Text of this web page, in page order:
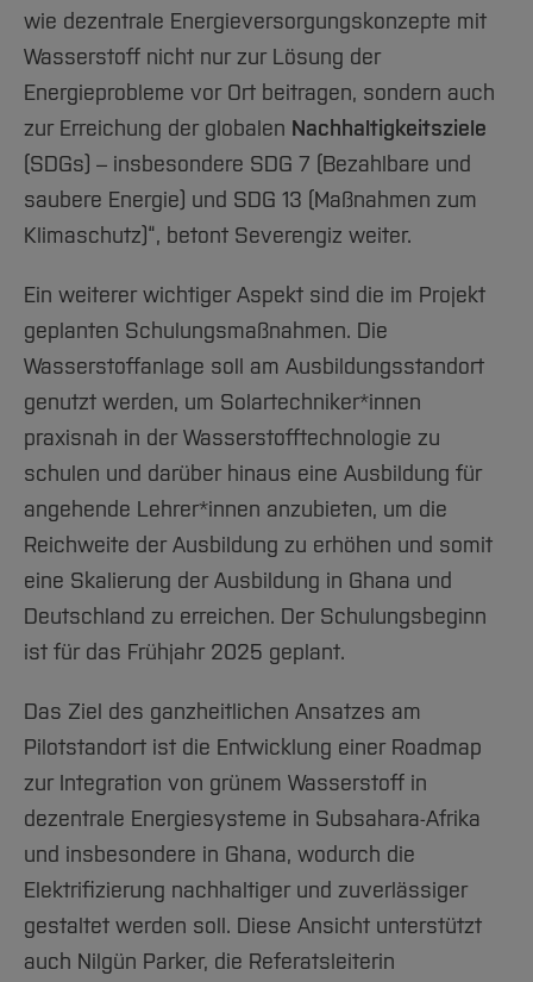
wie dezentrale Energieversorgungskonzepte mit
Wasserstoff nicht nur zur Lösung der
Energieprobleme vor Ort beitragen, sondern auch
zur Erreichung der globalen Nachhaltigkeitsziele
(SDGs) – insbesondere SDG 7 (Bezahlbare und
saubere Energie) und SDG 13 (Maßnahmen zum
Klimaschutz)“, betont Severengiz weiter.
Ein weiterer wichtiger Aspekt sind die im Projekt
geplanten Schulungsmaßnahmen. Die
Wasserstoffanlage soll am Ausbildungsstandort
genutzt werden, um Solartechniker*innen
praxisnah in der Wasserstofftechnologie zu
schulen und darüber hinaus eine Ausbildung für
angehende Lehrer*innen anzubieten, um die
Reichweite der Ausbildung zu erhöhen und somit
eine Skalierung der Ausbildung in Ghana und
Deutschland zu erreichen. Der Schulungsbeginn
ist für das Frühjahr 2025 geplant.
Das Ziel des ganzheitlichen Ansatzes am
Pilotstandort ist die Entwicklung einer Roadmap
zur Integration von grünem Wasserstoff in
dezentrale Energiesysteme in Subsahara-Afrika
und insbesondere in Ghana, wodurch die
Elektrifizierung nachhaltiger und zuverlässiger
gestaltet werden soll. Diese Ansicht unterstützt
auch Nilgün Parker, die Referatsleiterin